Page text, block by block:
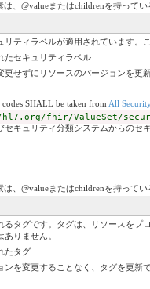
は、@valueまたはchildrenを持って
リティラベルが適用されています。
たセキュリティラベル
更せずにリソースのバージョンを更
codes SHALL be taken from All
fhir/ValueSet/
キュリティ分類システムからのセ
は、@valueまたはchildrenを持って
るタグです。タグは、リソースを
りません。
たタグ
ンを変更することなく、タグを更新